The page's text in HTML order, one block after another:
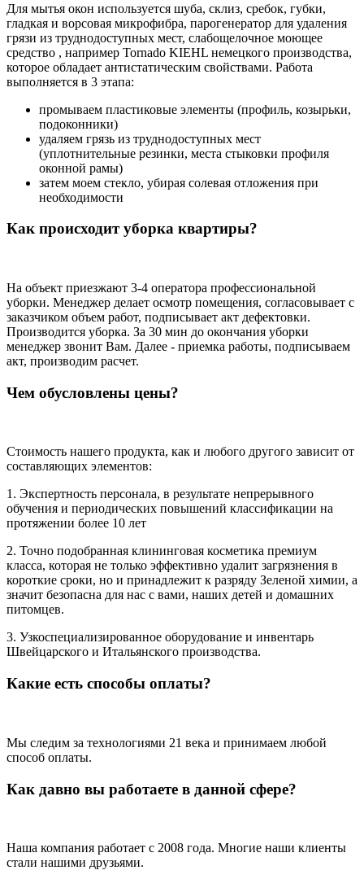
Для мытья окон используется шуба, склиз, сребок, губки,
гладкая и ворсовая микрофибра, парогенератор для удаления
грязи из труднодоступных мест, слабощелочное моющее
средство , например Tornado KIEHL немецкого производства,
которое обладает антистатическим свойствами. Работа
выполняется в 3 этапа:
промываем пластиковые элементы (профиль, козырьки,
подоконники)
удаляем грязь из труднодоступных мест
(уплотнительные резинки, места стыковки профиля
оконной рамы)
затем моем стекло, убирая солевая отложения при
необходимости
Как происходит уборка квартиры?
На объект приезжают 3-4 оператора профессиональной
уборки. Менеджер делает осмотр помещения, согласовывает с
заказчиком объем работ, подписывает акт дефектовки.
Производится уборка. За 30 мин до окончания уборки
менеджер звонит Вам. Далее - приемка работы, подписываем
акт, производим расчет.
Чем обусловлены цены?
Стоимость нашего продукта, как и любого другого зависит от
составляющих элементов:
1. Экспертность персонала, в результате непрерывного
обучения и периодических повышений классификации на
протяжении более 10 лет
2. Точно подобранная клининговая косметика премиум
класса, которая не только эффективно удалит загрязнения в
короткие сроки, но и принадлежит к разряду Зеленой химии, а
значит безопасна для нас с вами, наших детей и домашних
питомцев.
3. Узкоспециализированное оборудование и инвентарь
Швейцарского и Итальянского производства.
Какие есть способы оплаты?
Мы следим за технологиями 21 века и принимаем любой
способ оплаты.
Как давно вы работаете в данной сфере?
Наша компания работает с 2008 года. Многие наши клиенты
стали нашими друзьями.